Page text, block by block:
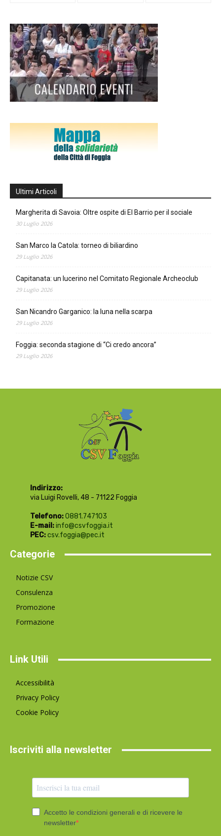
Ultimi Articoli
Margherita di Savoia: Oltre ospite di El Barrio per il sociale
30 Luglio 2026
San Marco la Catola: torneo di biliardino
29 Luglio 2026
Capitanata: un lucerino nel Comitato Regionale Archeoclub
29 Luglio 2026
San Nicandro Garganico: la luna nella scarpa
29 Luglio 2026
Foggia: seconda stagione di “Ci credo ancora”
29 Luglio 2026
Indirizzo:
via Luigi Rovelli, 48 - 71122 Foggia
Telefono:0881.747103
E-mail:info@csvfoggia.it
PEC:csv.foggia@pec.it
Categorie
Notizie CSV
Consulenza
Promozione
Formazione
Link Utili
Accessibilità
Privacy Policy
Cookie Policy
Iscriviti alla newsletter